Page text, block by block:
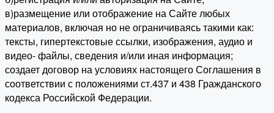
в)размещение или отображение на Сайте любых
материалов, включая но не ограничиваясь такими как:
тексты, гипертекстовые ссылки, изображения, аудио и
видео- файлы, сведения и/или иная информация;
создает договор на условиях настоящего Соглашения в
соответствии с положениями ст.437 и 438 Гражданского
кодекса Российской Федерации.